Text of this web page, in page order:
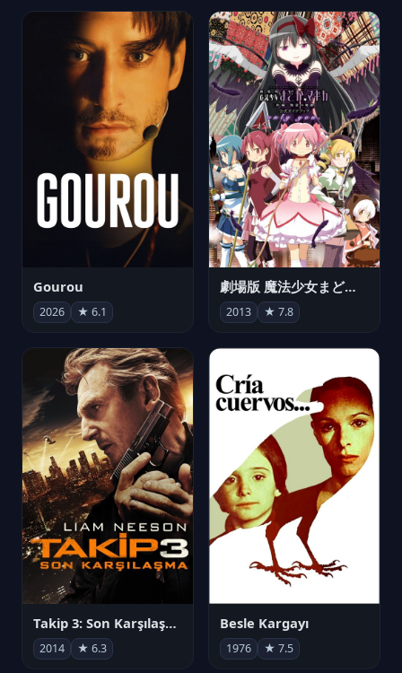
Gourou
2026 ★ 6.1
劇場版 魔法少女まどか☆マギカ[新編]叛逆の物語
2013 ★ 7.8
Takip 3: Son Karşılaşma
2014 ★ 6.3
Besle Kargayı
1976 ★ 7.5